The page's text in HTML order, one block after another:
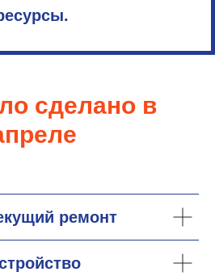
сделано в
ремонт